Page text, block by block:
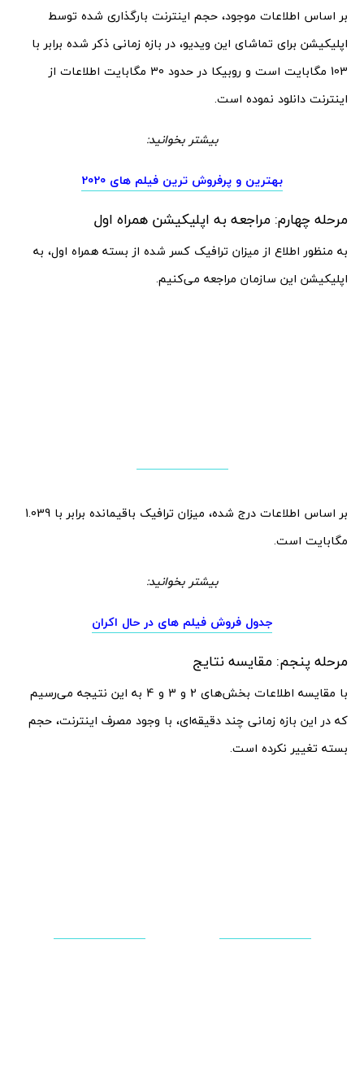
بر اساس اطلاعات موجود، حجم اینترنت بارگذاری شده توسط
اپلیکیشن برای تماشای این ویدیو، در بازه زمانی ذکر شده برابر با
103 مگابایت است و روبیکا در حدود 30 مگابایت اطلاعات از
اینترنت دانلود نموده است.
بیشتر بخوانید:
بهترین و پرفروش ترین فیلم های 2020
مرحله چهارم: مراجعه به اپلیکیشن همراه اول
به منظور اطلاع از میزان ترافیک کسر شده از بسته همراه اول، به
اپلیکیشن این سازمان مراجعه می‌کنیم.
بر اساس اطلاعات درج شده، میزان ترافیک باقیمانده برابر با 1.039
مگابایت است.
بیشتر بخوانید:
جدول فروش فیلم های در حال اکران
مرحله پنجم: مقایسه نتایج
با مقایسه اطلاعات بخش‌های 2 و 3 و 4 به این نتیجه می‌رسیم
که در این بازه زمانی چند دقیقه‌ای، با وجود مصرف اینترنت، حجم
بسته تغییر نکرده است.